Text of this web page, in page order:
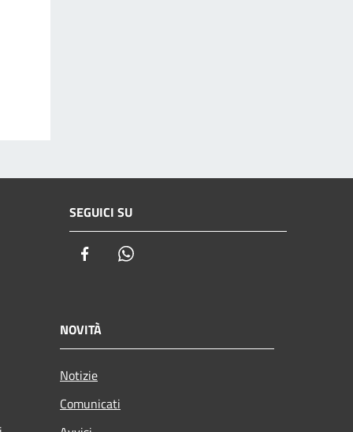
SEGUICI SU
Facebook
NOVITÀ
Notizie
Comunicati